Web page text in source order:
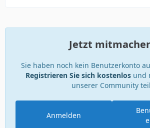
Jetzt
Sie haben noch kein Benutzerkonto
Registrieren Sie sich kostenlosund
unserer Community
Anmelden